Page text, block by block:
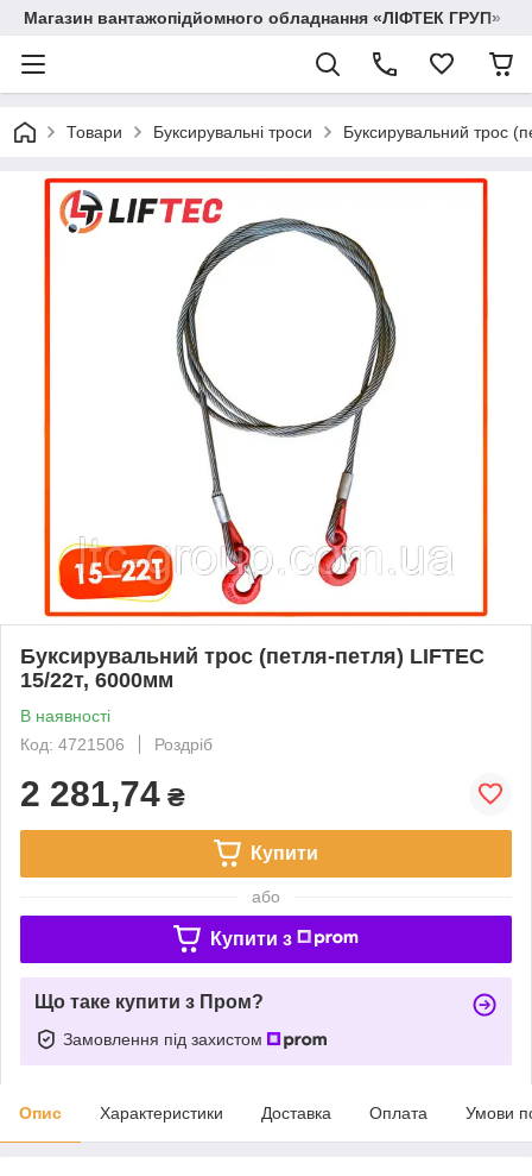
Магазин вантажопідйомного обладнання «ЛІФТЕК ГРУП»
Товари Буксирувальні троси Буксирувальний трос
Буксирувальний трос (петля-петля) LIFTEC
15/22т, 6000мм
В наявності
Код: 4721506
Роздріб
2 281,74 ₴
Купити
або
Купити з
Що таке купити з Пром?
Замовлення під захистом
Опис Характеристики Доставка Оплата Умови